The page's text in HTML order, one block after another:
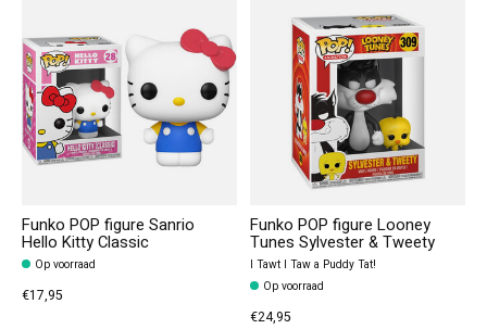
Funko POP figure Sanrio
Hello Kitty Classic
Op voorraad
€17,95
Funko POP figure Looney
Tunes Sylvester & Tweety
I Tawt I Taw a Puddy Tat!
Op voorraad
€24,95